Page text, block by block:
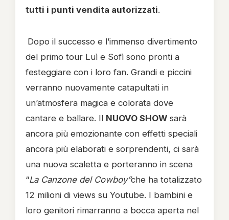
tutti i punti vendita autorizzati.
Dopo il successo e l’immenso divertimento
del primo tour Luì e Sofì sono pronti a
festeggiare con i loro fan. Grandi e piccini
verranno nuovamente catapultati in
un’atmosfera magica e colorata dove
cantare e ballare. Il NUOVO SHOW sarà
ancora più emozionante con effetti speciali
ancora più elaborati e sorprendenti, ci sarà
una nuova scaletta e porteranno in scena
“La Canzone del Cowboy”che ha totalizzato
12 milioni di views su Youtube. I bambini e
loro genitori rimarranno a bocca aperta nel